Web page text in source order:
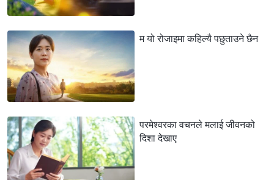
म यो रोजाइमा कहिल्यै पछुताउने छैन
परमेश्‍वरका वचनले मलाई जीवनको
दिशा देखाए